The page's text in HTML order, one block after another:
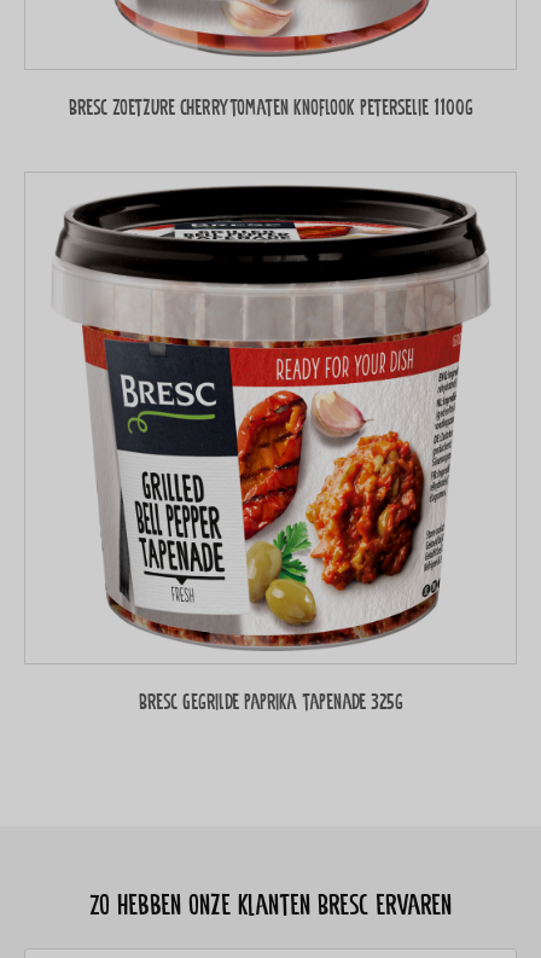
Bresc Zoetzure cherrytomaten knoflook peterselie 1100g
Bresc Gegrilde paprika tapenade 325g
Zo hebben onze klanten Bresc ervaren